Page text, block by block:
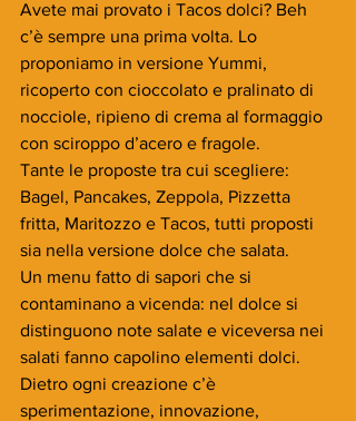
Avete mai provato i Tacos dolci? Beh
c’è sempre una prima volta. Lo
proponiamo in versione Yummi,
ricoperto con cioccolato e pralinato di
nocciole, ripieno di crema al formaggio
con sciroppo d’acero e fragole.
Tante le proposte tra cui scegliere:
Bagel, Pancakes, Zeppola, Pizzetta
fritta, Maritozzo e Tacos, tutti proposti
sia nella versione dolce che salata.
Un menu fatto di sapori che si
contaminano a vicenda: nel dolce si
distinguono note salate e viceversa nei
salati fanno capolino elementi dolci.
Dietro ogni creazione c’è
sperimentazione, innovazione,